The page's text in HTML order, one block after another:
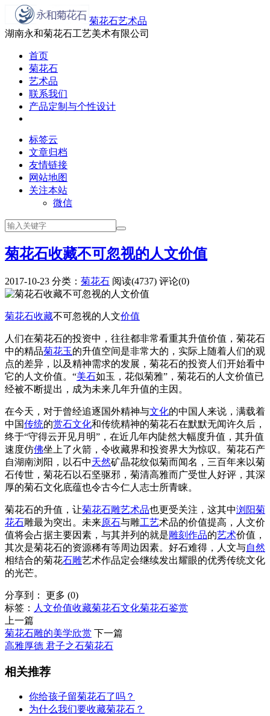
菊花石艺术品
湖南永和菊花石工艺美术有限公司
首页
菊花石
艺术品
联系我们
产品定制与个性设计
标签云
文章归档
友情链接
网站地图
关注本站
微信
菊花石收藏不可忽视的人文价值
2017-10-23 分类： 菊花石 阅读(4737) 评论(0)
菊花石收藏不可忽视的人文价值
人们在菊花石的投资中，往往都非常看重其升值价值，菊花石
中的精品菊花玉的升值空间是非常大的，实际上随着人们的观
点的差异，以及精神需求的发展，菊花石的投资人们开始看中
它的人文价值。“美石如玉，花似菊雅”，菊花石的人文价值已
经被不断提出，成为未来几年升值的主因。
在今天，对于曾经追逐国外精神与文化的中国人来说，满载着
中国传统的赏石文化和传统精神的菊花石在默默无闻许久后，
终于“守得云开见月明”，在近几年内陡然大幅度升值，其升值
速度仿佛坐上了火箭，令收藏界和投资界大为惊叹。菊花石产
自湖南浏阳，以石中天然矿晶花纹似菊而闻名，三百年来以菊
石传世，菊花石以石坚驱邪，菊清高雅而广受世人好评，其深
厚的菊石文化底蕴也令古今仁人志士所青睐。
菊花石的升值，让菊花石雕艺术品也更受关注，这其中浏阳菊
花石雕最为突出。未来原石与雕工艺术品的价值提高，人文价
值将会占据主要因素，与其并列的就是雕刻 作品的艺术价值，
其次是菊花石的资源稀有等周边因素。好石难得，人文与自然
相结合的菊花石雕艺术作品定会继续发出耀眼的优秀传统文化
的光芒。
分享到： 更多 (0)
标签： 人文价值收藏菊花石文化菊花石鉴赏
上一篇
菊花石雕的美学欣赏 下一篇
高雅厚德 君子之石菊花石
相关推荐
你给孩子留菊花石了吗？
为什么我们要收藏菊花石？